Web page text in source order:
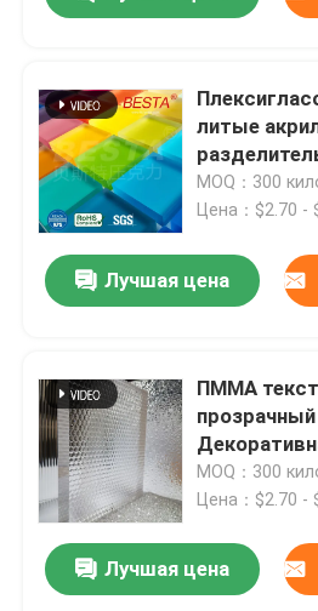
литые
MOQ：300
Цена：$2.70
Лучшая цена
ПММА
стенка 5
MOQ：300
Цена：$2.70
Лучшая цена